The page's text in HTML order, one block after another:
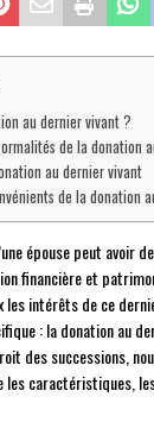
au dernier vivant ?
de la donation
au dernier vivant
de la donation
épouse peut avoir
financière et
les intérêts de ce
: la donation au
des successions,
caractéristiques,